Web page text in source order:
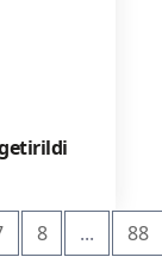
getirildi
8 ... 88